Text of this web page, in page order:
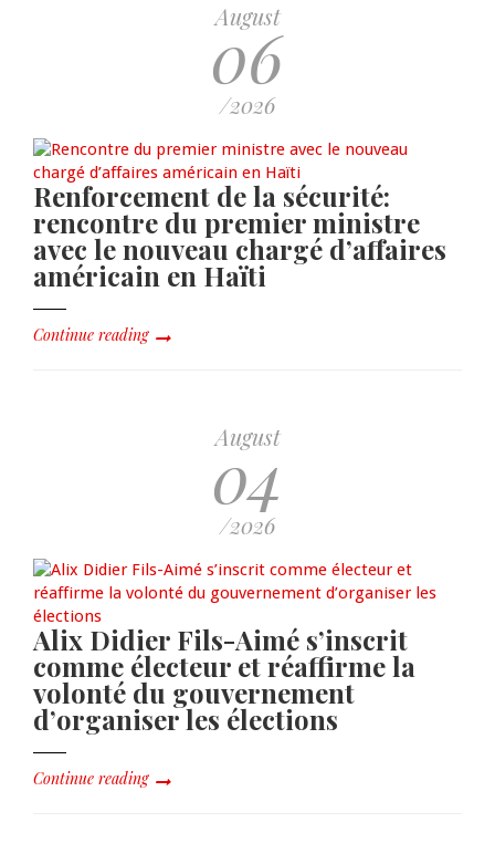
August
06
/2026
Renforcement de la sécurité:
rencontre du premier ministre
avec le nouveau chargé d’affaires
américain en Haïti
Continue reading
August
04
/2026
Alix Didier Fils-Aimé s’inscrit
comme électeur et réaffirme la
volonté du gouvernement
d’organiser les élections
Continue reading